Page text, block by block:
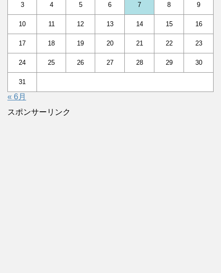
3 4 5 6 7 8 9
10 11 12 13 14 15 16
17 18 19 20 21 22 23
24 25 26 27 28 29 30
31
« 6月
スポンサーリンク